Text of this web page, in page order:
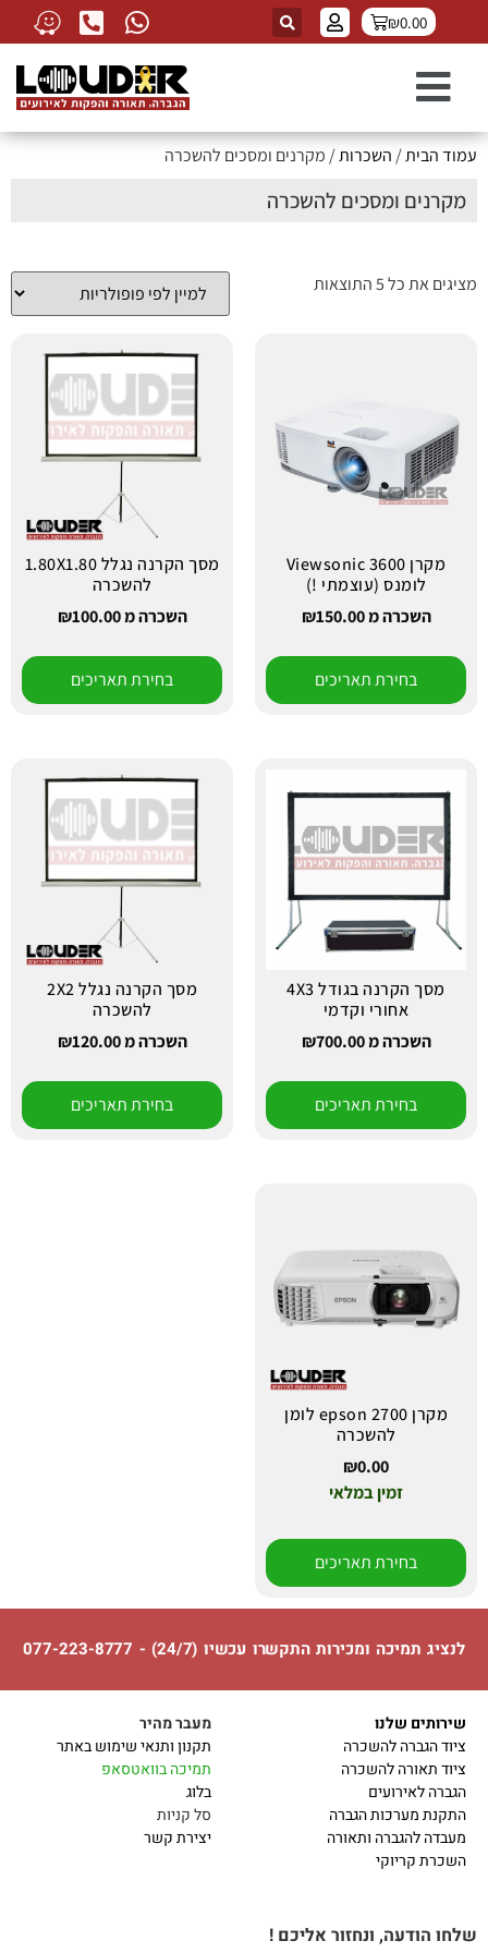
₪0.00
עמוד הבית/ השכרות/ מקרנים ומסכים להשכרה
מקרנים ומסכים להשכרה
מציגים את כל ⁦5⁩ התוצאות
מקרן Viewsonic 3600
לומנס (עוצמתי !)
השכרה מ
₪150.00
בחירת תאריכים
מסך הקרנה נגלל 1.80X1.80
להשכרה
השכרה מ
₪100.00
בחירת תאריכים
מסך הקרנה בגודל 4X3
אחורי וקדמי
השכרה מ
₪700.00
בחירת תאריכים
מסך הקרנה נגלל 2X2
להשכרה
השכרה מ
₪120.00
בחירת תאריכים
מקרן epson 2700 לומן
להשכרה
₪0.00
זמין במלאי
בחירת תאריכים
לנציג תמיכה ומכירות התקשרו עכשיו (24/7) - 077-223-8777
שירותים שלנו
ציוד הגברה להשכרה
ציוד תאורה להשכרה
הגברה לאירועים
התקנת מערכות הגברה
מעבדה להגברה ותאורה
השכרת קריוקי
מעבר מהיר
תקנון ותנאי שימוש באתר
תמיכה בוואטסאפ
בלוג
סל קניות
יצירת קשר
שלחו הודעה, ונחזור אליכם !